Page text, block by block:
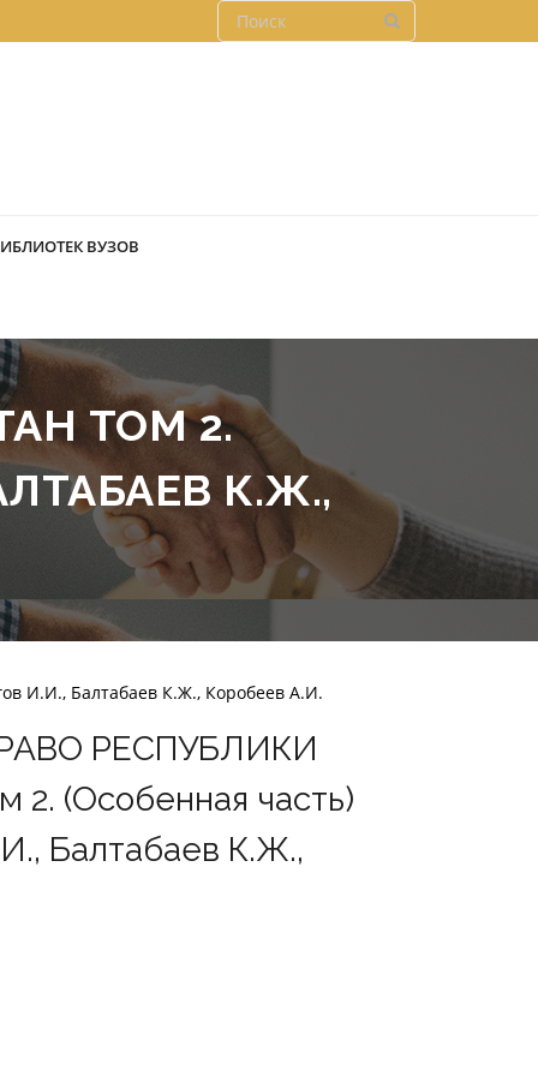
ВУЗОВ
ТОМ 2.
К.Ж.,
И.И., Балтабаев К.Ж., Коробеев А.И.
РЕСПУБЛИКИ
(Особенная часть)
Балтабаев К.Ж.,